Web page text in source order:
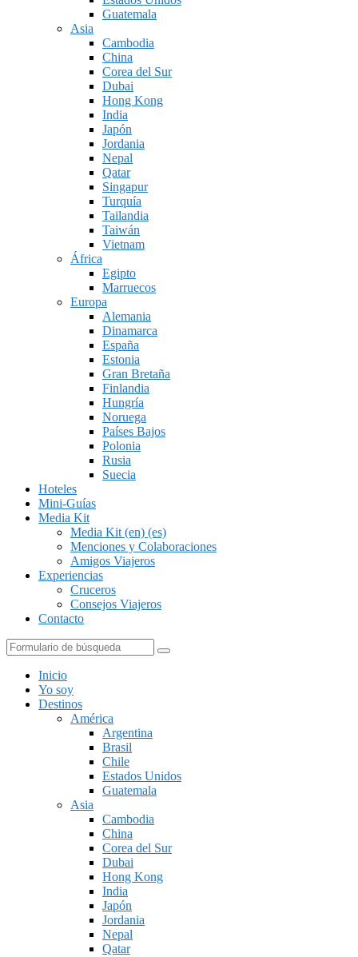
Guatemala
Asia
Cambodia
China
Corea del Sur
Dubai
Hong Kong
India
Japón
Jordania
Nepal
Qatar
Singapur
Turquía
Tailandia
Taiwán
Vietnam
África
Egipto
Marruecos
Europa
Alemania
Dinamarca
España
Estonia
Gran Bretaña
Finlandia
Hungría
Noruega
Países Bajos
Polonia
Rusia
Suecia
Hoteles
Mini-Guías
Media Kit
Media Kit (en) (es)
Menciones y Colaboraciones
Amigos Viajeros
Experiencias
Cruceros
Consejos Viajeros
Contacto
Buscar
Inicio
Yo soy
Destinos
América
Argentina
Brasil
Chile
Estados Unidos
Guatemala
Asia
Cambodia
China
Corea del Sur
Dubai
Hong Kong
India
Japón
Jordania
Nepal
Qatar